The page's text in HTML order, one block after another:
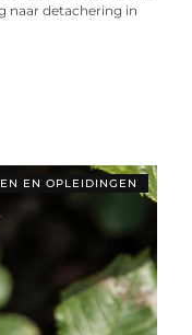
naar detachering in
EN OPLEIDINGEN